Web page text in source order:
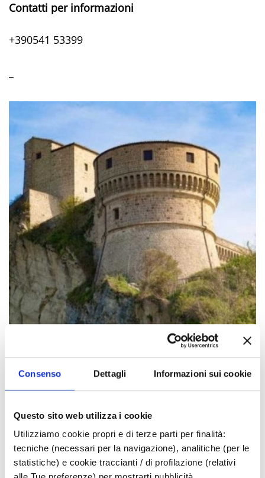
Consenso Dettagli Informazioni sui cookie
Questo sito web utilizza i cookie
Utilizziamo cookie propri e di terze parti per finalità:
tecniche (necessari per la navigazione), analitiche (per le
statistiche) e cookie traccianti / di profilazione (relativi
Contatti per informazioni
+390541 53399